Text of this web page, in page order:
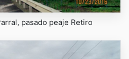
pasado peaje Retiro